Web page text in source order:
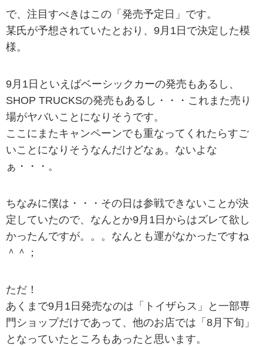
で、注目すべきはこの「発売予定日」です。
某氏が予想されていたとおり、9月1日で決定した模
様。
9月1日といえばベーシックカーの発売もあるし、
SHOP TRUCKSの発売もあるし・・・これまた売り
場がヤバいことになりそうです。
ここにまたキャンペーンでも重なってくれたらすご
いことになりそうなんだけどなぁ。ないよな
ぁ・・・。
ちなみに僕は・・・その日は参戦できないことが決
定していたので、なんとか9月1日からはズレて欲し
かったんですが。。。なんとも運がなかったですね
＾＾；
ただ！
あくまで9月1日発売なのは「トイザらス」と一部専
門ショップだけであって、他のお店では「8月下旬」
となっていたところもあったと思います。